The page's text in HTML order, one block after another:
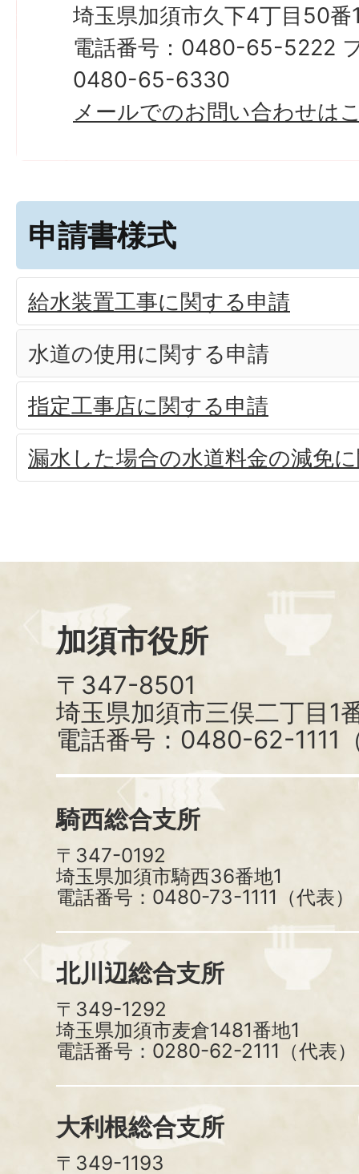
埼玉県加須市久下4丁目50番
電話番号：0480-65-5222
0480-65-6330
メールでのお問い合わせは
申請書様式
給水装置工事に関する申請
水道の使用に関する申請
指定工事店に関する申請
漏水した場合の水道料金の減免
加須市役所
〒347-8501
埼玉県加須市三俣二丁目1
電話番号：0480-62-1111
騎西総合支所
〒347-0192
埼玉県加須市騎西36番地1
電話番号：0480-73-1111（代表）
北川辺総合支所
〒349-1292
埼玉県加須市麦倉1481番地1
電話番号：0280-62-2111（代表）
大利根総合支所
〒349-1193